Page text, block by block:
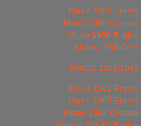
Maico 1980 Frame
Maico 1980 Chassis
Maico 1980 Engine
Maico 1980 Carb
MAICO 1981/1982
Maico 1981 Frame
Maico 1982 Frame
Maico 1982 Chassis